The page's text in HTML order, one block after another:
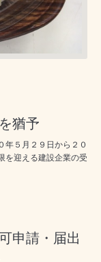
猶予
年５月２９日から２０
を迎える建設企業の受
申請・届出